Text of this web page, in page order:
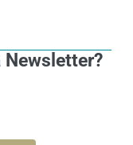
Newsletter?